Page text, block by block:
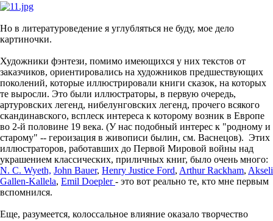
Но в литературоведение я углубляться не буду, мое дело
картиночки.
Художники фэнтези, помимо имеющихся у них текстов от
заказчиков, ориентировались на художников предшествующих
поколений, которые иллюстрировали книги сказок, на которых
те выросли. Это были иллюстраторы, в первую очередь,
артуровских легенд, нибелунговских легенд, прочего всякого
скандинавского, всплеск интереса к которому возник в Европе
во 2-й половине 19 века. (У нас подобный интерес к "родному и
старому" -- героизация в живописи былин, см. Васнецов). Этих
иллюстраторов, работавших до Первой Мировой войны над
украшением классических, приличных книг, было очень много:
N. C. Wyeth, John Bauer, Henry Justice Ford, Arthur Rackham, Akseli
Gallen-Kallela, Emil Doepler- это вот реально те, кто мне первым
вспомнился.
Еще, разумеется, колоссальное влияние оказало творчество